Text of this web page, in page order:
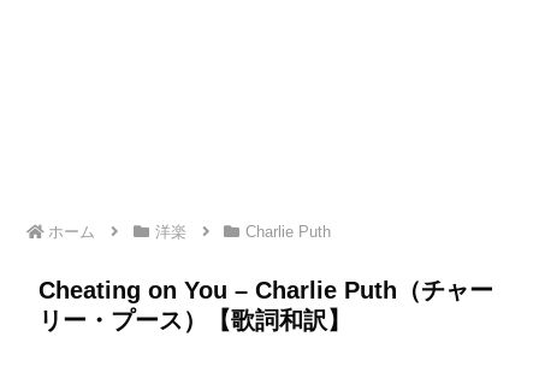
ホーム 洋楽 Charlie Puth
Cheating on You – Charlie Puth（チャー
リー・プース）【歌詞和訳】